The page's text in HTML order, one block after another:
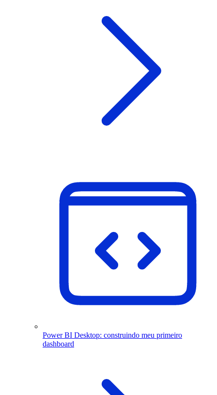
Power BI Desktop: construindo meu primeiro
dashboard